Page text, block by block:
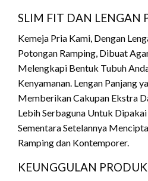
SLIM FIT DAN LENGAN
Kemeja Pria Kami, Dengan
Potongan Ramping, Dibuat
Melengkapi Bentuk Tubuh
Kenyamanan. Lengan Panjang
Memberikan Cakupan Ekstra
Lebih Serbaguna Untuk Dipakai
Sementara Setelannya
Ramping dan Kontemporer.
KEUNGGULAN